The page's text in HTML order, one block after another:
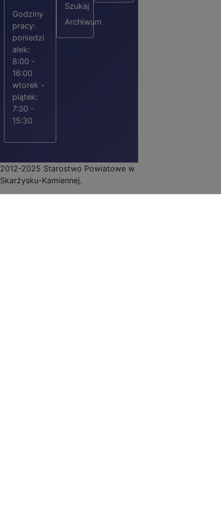
Godziny
pracy:
poniedzi
ałek:
8:00 -
16:00
wtorek -
piątek:
7:30 -
15:30
Szukaj
Archiwum
2012-2025 Starostwo Powiatowe w
Skarżysku-Kamiennej.